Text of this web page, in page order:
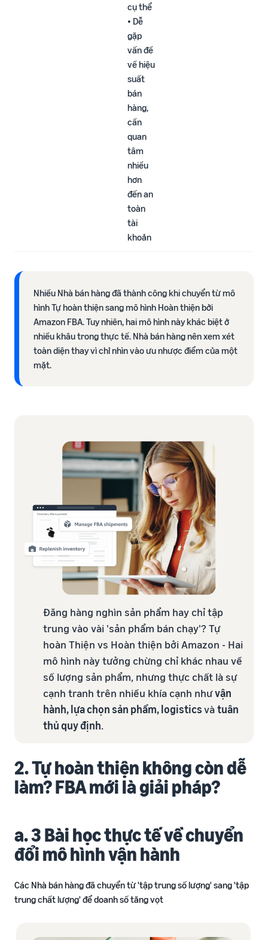
cụ thể​
• Dễ
gặp
vấn đề
về hiệu
suất
bán
hàng,
cần
quan
tâm
nhiều
hơn
đến an
toàn
tài
khoản​
Nhiều Nhà bán hàng đã thành công khi chuyển từ mô
hình Tự hoàn thiện sang mô hình Hoàn thiện bởi
Amazon FBA. Tuy nhiên, hai mô hình này khác biệt ở
nhiều khâu trong thực tế. Nhà bán hàng nên xem xét
toàn diện thay vì chỉ nhìn vào ưu nhược điểm của một
mặt.
Đăng hàng nghìn sản phẩm hay chỉ tập
trung vào vài 'sản phẩm bán chạy'? Tự
hoàn Thiện vs Hoàn thiện bởi Amazon - Hai
mô hình này tưởng chừng chỉ khác nhau về
số lượng sản phẩm, nhưng thực chất là sự
cạnh tranh trên nhiều khía cạnh nhưvận
hành, lựa chọn sản phẩm, logisticsvàtuân
thủ quy định.​
2. Tự hoàn thiện không còn dễ
làm? FBA mới là giải pháp?​
a. 3 Bài học thực tế về chuyển
đổi mô hình vận hành
Các Nhà bán hàng đã chuyển từ 'tập trung số lượng' sang 'tập
trung chất lượng' để doanh số tăng vọt​